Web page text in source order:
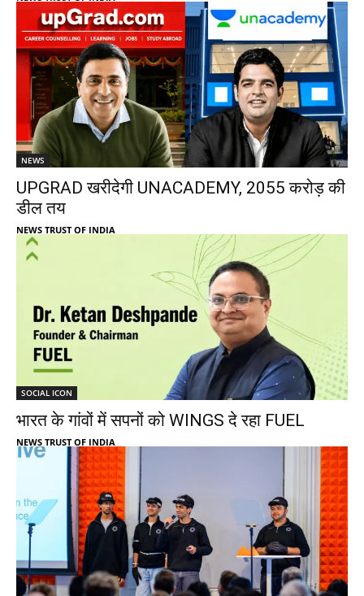
NEWS
UPGRAD खरीदेगी UNACADEMY, 2055 करोड़ की
डील तय
NEWS TRUST OF INDIA
SOCIAL ICON
भारत के गांवों में सपनों को WINGS दे रहा FUEL
NEWS TRUST OF INDIA